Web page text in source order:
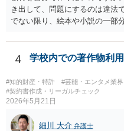
き出して、問題にするのは違
でない限り、絵本や小説の一部
4 学校内での著作物利用
#知的財産・特許 #芸能・エンタメ業界
#契約書作成・リーガルチェック
2026年5月21日
細川 大介 弁護士